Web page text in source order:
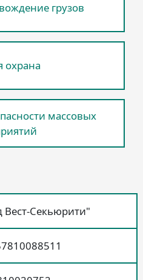
грузов
охрана
массовых
Секьюрити"